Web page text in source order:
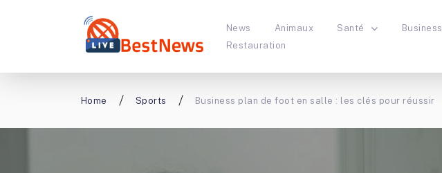
News Animaux Santé Business
Restauration
Home Sports Business plan de foot en salle : les clés pour réussir